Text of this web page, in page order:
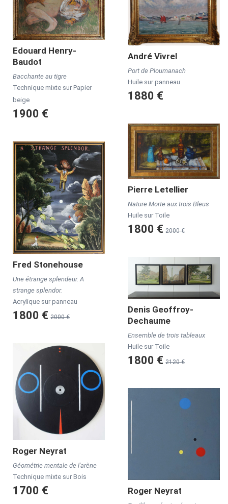
Edouard Henry-
Baudot
Bacchante au tigre
Technique mixte sur Papier
beige
1900 €
AndréVivrel
Port de Ploumanach
Huile sur panneau
1880 €
Pierre Letellier
Nature Morte aux trois Bleus
Huile sur Toile
1800 € 2000 €
Fred Stonehouse
Une étrange splendeur. A
strange splendor.
Acrylique sur panneau
1800 € 2000 €
Denis Geoffroy-
Dechaume
Ensemble de trois tableaux
Huile sur Toile
1800 € 2120 €
Roger Neyrat
Géométrie mentale de l'arène
Technique mixte sur Bois
1700 € Roger Neyrat